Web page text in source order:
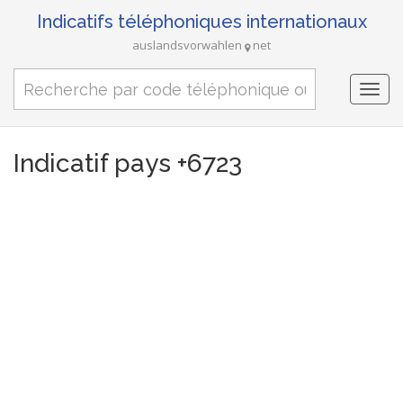
Indicatifs téléphoniques internationaux
auslandsvorwahlen net
Indicatif pays +6723